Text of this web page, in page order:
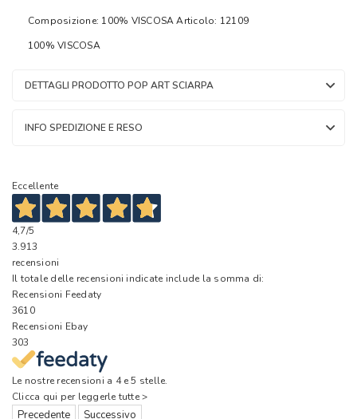
Composizione: 100% VISCOSA Articolo: 12109
100% VISCOSA
DETTAGLI PRODOTTO POP ART SCIARPA
INFO SPEDIZIONE E RESO
Eccellente
4,7/5
3.913
recensioni
Il totale delle recensioni indicate include la somma di:
Recensioni Feedaty
3610
Recensioni Ebay
303
Le nostre recensioni a 4 e 5 stelle.
Clicca qui per leggerle tutte >
Precedente Successivo